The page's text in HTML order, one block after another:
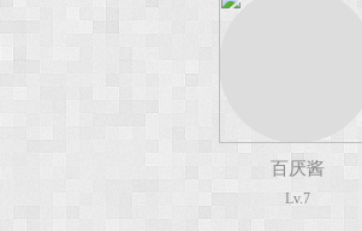
百厌酱
Lv.7